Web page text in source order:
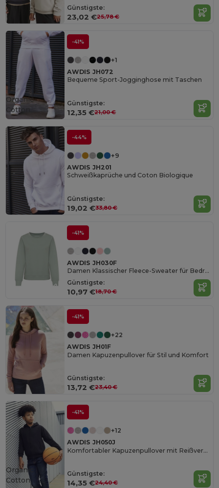
Günstigste:
23,02 €25,78 €
-41%
+1
AWDIS JH072
Bequeme Sport-Jogginghose mit Taschen
Günstigste:
12,35 €21,00 €
Organic
Cotton
-44%
+9
AWDIS JH201
Schweißkaprüche und Coton Biologique
Günstigste:
19,02 €33,80 €
-41%
AWDIS JH030F
Damen Klassischer Fleece-Sweater für Bedruckung
Günstigste:
10,97 €18,70 €
-41%
+22
AWDIS JH01F
Damen Kapuzenpullover für Stil und Komfort
Günstigste:
13,72 €23,40 €
-41%
+12
AWDIS JH050J
Komfortabler Kapuzenpullover mit Reißverschluss
Günstigste:
14,35 €24,40 €
Organic
Cotton